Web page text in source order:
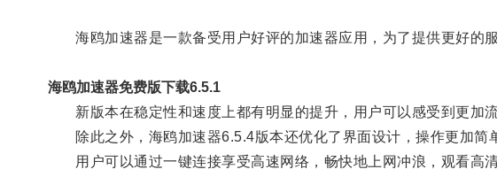
海鸥加速器是一款备受用户好评的加速器应用，为了提供更好的
海鸥加速器免费版下载6.5.1
新版本在稳定性和速度上都有明显的提升，用户可以感受到更加流
除此之外，海鸥加速器6.5.4版本还优化了界面设计，操作更加简
用户可以通过一键连接享受高速网络，畅快地上网冲浪，观看高清